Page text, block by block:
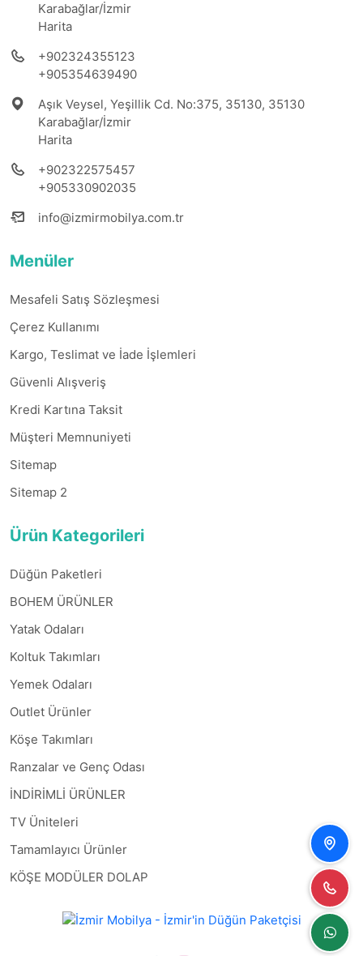
Karabağlar/İzmir
Harita
+902324355123
+905354639490
Aşık Veysel, Yeşillik Cd. No:375, 35130, 35130
Karabağlar/İzmir
Harita
+902322575457
+905330902035
info@izmirmobilya.com.tr
Menüler
Mesafeli Satış Sözleşmesi
Çerez Kullanımı
Kargo, Teslimat ve İade İşlemleri
Güvenli Alışveriş
Kredi Kartına Taksit
Müşteri Memnuniyeti
Sitemap
Sitemap 2
Ürün Kategorileri
Düğün Paketleri
BOHEM ÜRÜNLER
Yatak Odaları
Koltuk Takımları
Yemek Odaları
Outlet Ürünler
Köşe Takımları
Ranzalar ve Genç Odası
İNDİRİMLİ ÜRÜNLER
TV Üniteleri
Tamamlayıcı Ürünler
KÖŞE MODÜLER DOLAP